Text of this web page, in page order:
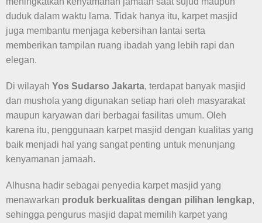
duduk dalam waktu lama. Tidak hanya itu, karpet masjid
juga membantu menjaga kebersihan lantai serta
memberikan tampilan ruang ibadah yang lebih rapi dan
elegan.
Di wilayah Yos Sudarso Jakarta, terdapat banyak masjid
dan mushola yang digunakan setiap hari oleh masyarakat
maupun karyawan dari berbagai fasilitas umum. Oleh
karena itu, penggunaan karpet masjid dengan kualitas yang
baik menjadi hal yang sangat penting untuk menunjang
kenyamanan jamaah.
Alhusna hadir sebagai penyedia karpet masjid yang
menawarkan produk berkualitas dengan pilihan lengkap,
sehingga pengurus masjid dapat memilih karpet yang